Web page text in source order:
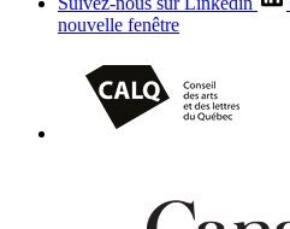
nouvelle fenêtre